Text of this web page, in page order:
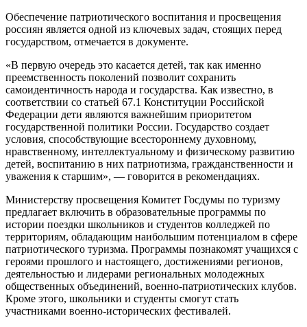
Обеспечение патриотического воспитания и просвещения
россиян является одной из ключевых задач, стоящих перед
государством, отмечается в документе.
«В первую очередь это касается детей, так как именно
преемственность поколений позволит сохранить
самоидентичность народа и государства. Как известно, в
соответствии со статьей 67.1 Конституции Российской
Федерации дети являются важнейшим приоритетом
государственной политики России. Государство создает
условия, способствующие всестороннему духовному,
нравственному, интеллектуальному и физическому развитию
детей, воспитанию в них патриотизма, гражданственности и
уважения к старшим», — говорится в рекомендациях.
Министерству просвещения Комитет Госдумы по туризму
предлагает включить в образовательные программы по
истории поездки школьников и студентов колледжей по
территориям, обладающим наибольшим потенциалом в сфере
патриотического туризма. Программы познакомят учащихся с
героями прошлого и настоящего, достижениями регионов,
деятельностью и лидерами региональных молодежных
общественных объединений, военно-патриотических клубов.
Кроме этого, школьники и студенты смогут стать
участниками военно-исторических фестивалей.